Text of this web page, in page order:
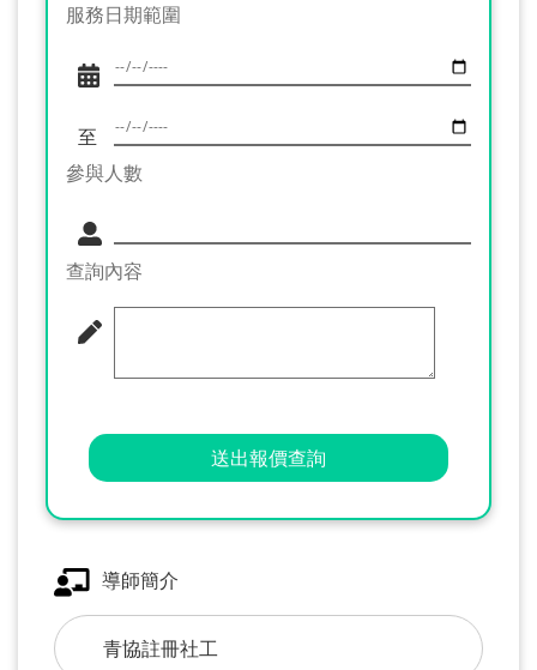
服務日期範圍
至
參與人數
查詢內容
送出報價查詢
導師簡介
青協註冊社工